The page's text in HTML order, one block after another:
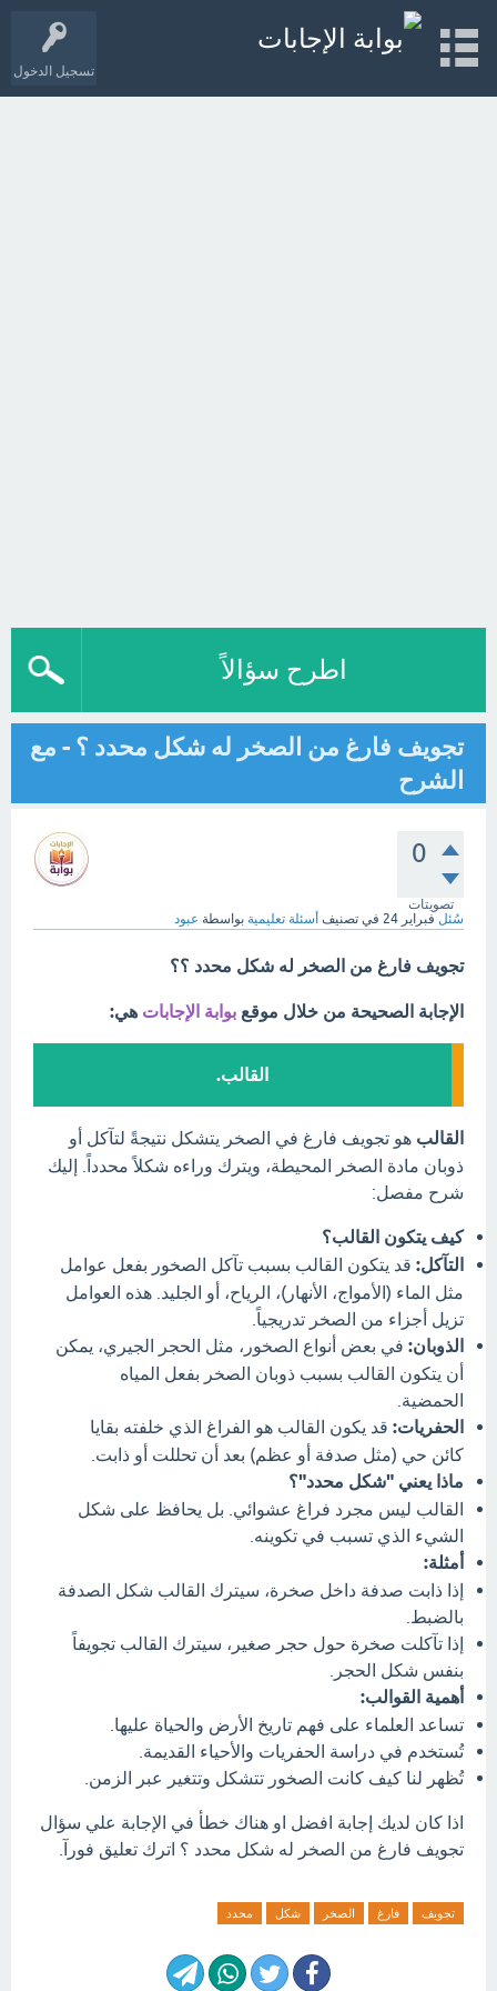
تسجيل الدخول
اطرح سؤالاً
تجويف فارغ من الصخر له شكل محدد ؟ - مع
الشرح
0
تصويتات
سُئل فبراير 24 في تصنيف أسئلة تعليمية بواسطة عبود
تجويف فارغ من الصخر له شكل محدد ؟؟
الإجابة الصحيحة من خلال موقع بوابة الإجابات هي:
القالب.
القالب هو تجويف فارغ في الصخر يتشكل نتيجةً لتآكل أو
ذوبان مادة الصخر المحيطة، ويترك وراءه شكلاً محدداً. إليك
شرح مفصل:
كيف يتكون القالب؟
التآكل: قد يتكون القالب بسبب تآكل الصخور بفعل عوامل
مثل الماء (الأمواج، الأنهار)، الرياح، أو الجليد. هذه العوامل
تزيل أجزاء من الصخر تدريجياً.
الذوبان: في بعض أنواع الصخور، مثل الحجر الجيري، يمكن
أن يتكون القالب بسبب ذوبان الصخر بفعل المياه
الحمضية.
الحفريات: قد يكون القالب هو الفراغ الذي خلفته بقايا
كائن حي (مثل صدفة أو عظم) بعد أن تحللت أو ذابت.
ماذا يعني "شكل محدد"؟
القالب ليس مجرد فراغ عشوائي. بل يحافظ على شكل
الشيء الذي تسبب في تكوينه.
أمثلة:
إذا ذابت صدفة داخل صخرة، سيترك القالب شكل الصدفة
بالضبط.
إذا تآكلت صخرة حول حجر صغير، سيترك القالب تجويفاً
بنفس شكل الحجر.
أهمية القوالب:
تساعد العلماء على فهم تاريخ الأرض والحياة عليها.
تُستخدم في دراسة الحفريات والأحياء القديمة.
تُظهر لنا كيف كانت الصخور تتشكل وتتغير عبر الزمن.
اذا كان لديك إجابة افضل او هناك خطأ في الإجابة علي سؤال
تجويف فارغ من الصخر له شكل محدد ؟ اترك تعليق فورآ.
تجويف فارغ الصخر شكل محدد